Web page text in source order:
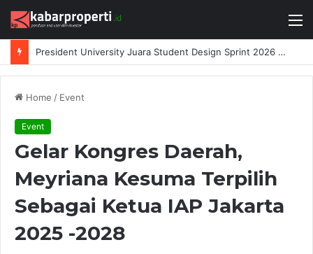
President University Juara Student Design Sprint 2026 yang Digelar BlueScope Lysaght dan IAI Bekasi
Home / Event
Event
Gelar Kongres Daerah,
Meyriana Kesuma Terpilih
Sebagai Ketua IAP Jakarta
2025 -2028